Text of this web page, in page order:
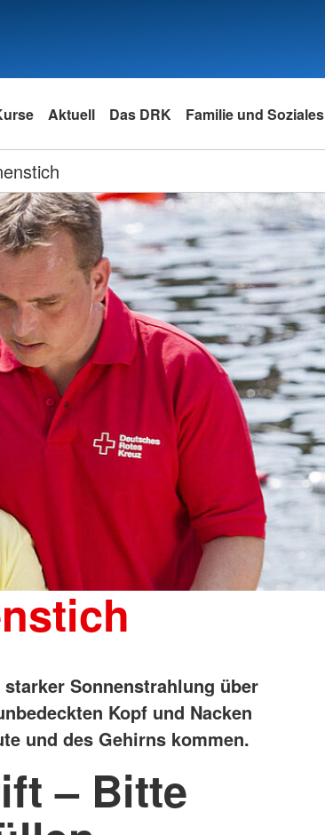
Aktuell Das DRK Familie und Soziales
Sonnenstrahlung über
Kopf und Nacken
und des Gehirns kommen.
– Bitte